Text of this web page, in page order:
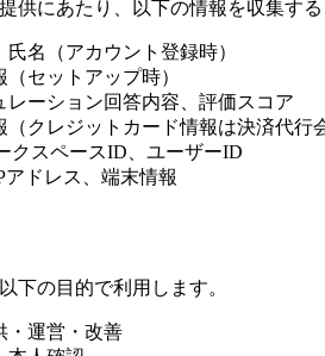
供にあたり、以下の情報を収集する
氏名（アカウント登録時）
セットアップ時）
レーション回答内容、評価スコア
クレジットカード情報は決済代行
クスペースID、ユーザーID
ドレス、端末情報
下の目的で利用します。
・運営・改善